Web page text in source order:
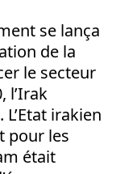
se lança
de la
le secteur
l’Irak
irakien
pour les
était